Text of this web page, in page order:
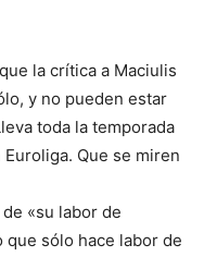
la crítica a Maciulis
y no pueden estar
toda la temporada
Que se miren
«su labor de
que sólo hace labor de